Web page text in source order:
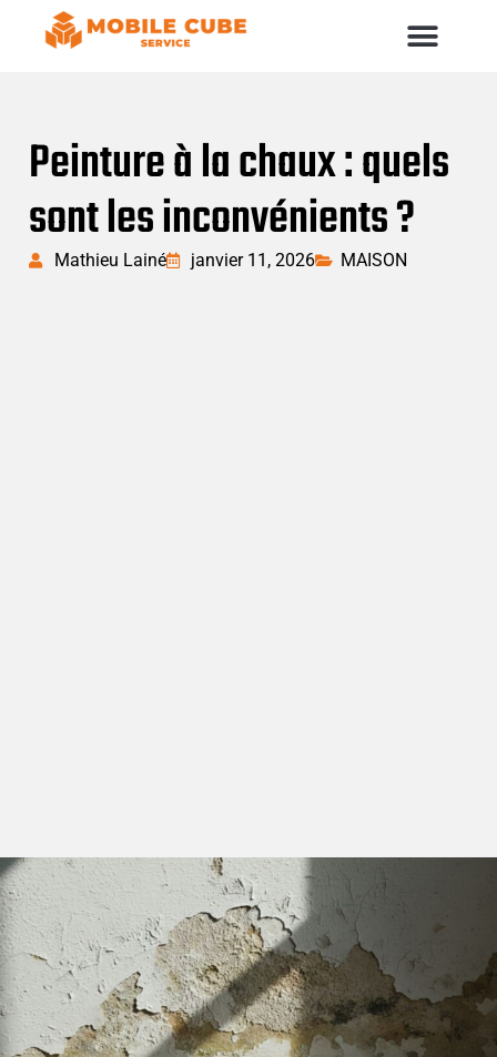
Peinture à la chaux : quels
sont les inconvénients ?
Mathieu Lainé janvier 11, 2026 MAISON